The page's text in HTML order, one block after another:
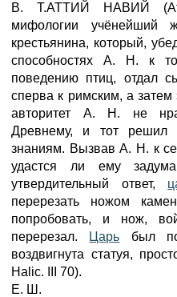
В. Т.АТТИЙ HАBИЙ
мифологии учёнейший
крестьянина, который,
способностях А. Н. к
поведению птиц, отдал
сперва к римским, а
авторитет А. Н. не
Древнему, и тот решил
знаниям. Вызвав А. Н. к
удастся ли ему
утвердительный ответ,
перерезать ножом
попробовать, и нож,
перерезал.
Царь был
воздвигнута статуя,
Halic. III 70).
Е. Ш.